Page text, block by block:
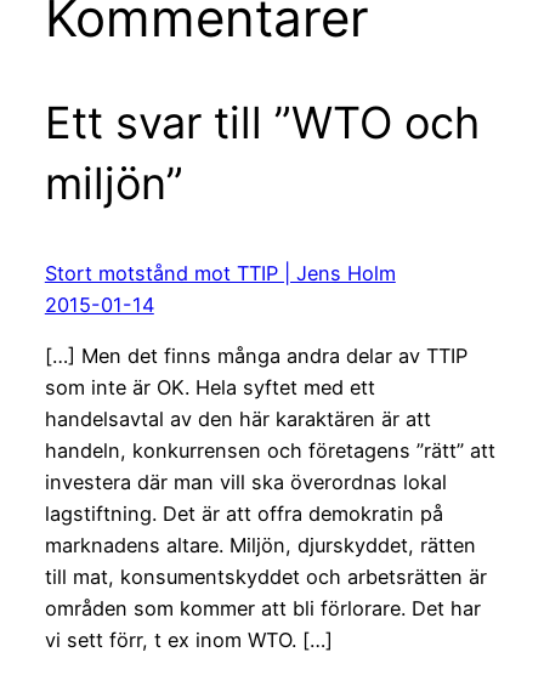
Kommentarer
Ett svar till ”WTO och
miljön”
Stort motstånd mot TTIP | Jens Holm
2015-01-14
[…] Men det finns många andra delar av TTIP
som inte är OK. Hela syftet med ett
handelsavtal av den här karaktären är att
handeln, konkurrensen och företagens ”rätt” att
investera där man vill ska överordnas lokal
lagstiftning. Det är att offra demokratin på
marknadens altare. Miljön, djurskyddet, rätten
till mat, konsumentskyddet och arbetsrätten är
områden som kommer att bli förlorare. Det har
vi sett förr, t ex inom WTO. […]